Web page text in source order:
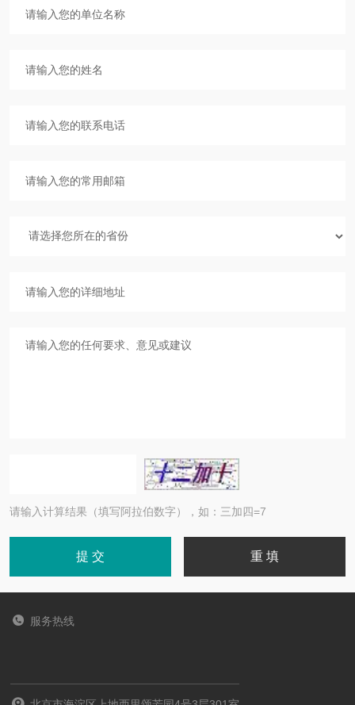
请输入计算结果（填写阿拉伯数字），如：三加四=7
服务热线